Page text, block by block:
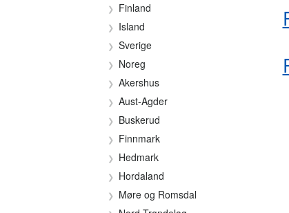
Finland
Island
Sverige
Noreg
Akershus
Aust-Agder
Buskerud
Finnmark
Hedmark
Hordaland
Møre og Romsdal